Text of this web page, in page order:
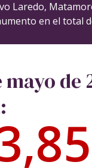
Laredo,
en el total
de